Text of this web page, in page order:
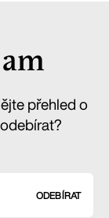
přehled o
ODEBÍRAT